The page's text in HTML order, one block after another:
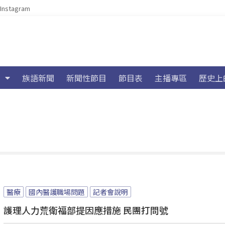
Instagram
族語新聞 新聞性節目 節目表 主播專區 歷史
醫療 國內醫護職場問題 記者會說明
護理人力荒衛福部提因應措施 民團打問號